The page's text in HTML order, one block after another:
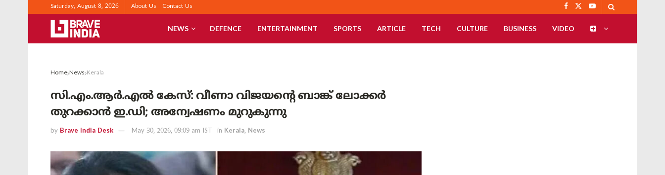
Saturday, August 8, 2026 About Us Contact Us
NEWS DEFENCE ENTERTAINMENT SPORTS ARTICLE TECH CULTURE BUSINESS VIDEO
Home News Kerala
സി.എം.ആർ.എൽ കേസ്: വീണാ വിജയന്റെ ബാങ്ക് ലോക്കർ
തുറക്കാൻ ഇ.ഡി; അന്വേഷണം മുറുകുന്നു
by Brave India Desk May 30, 2026, 09:09 am IST in Kerala, News